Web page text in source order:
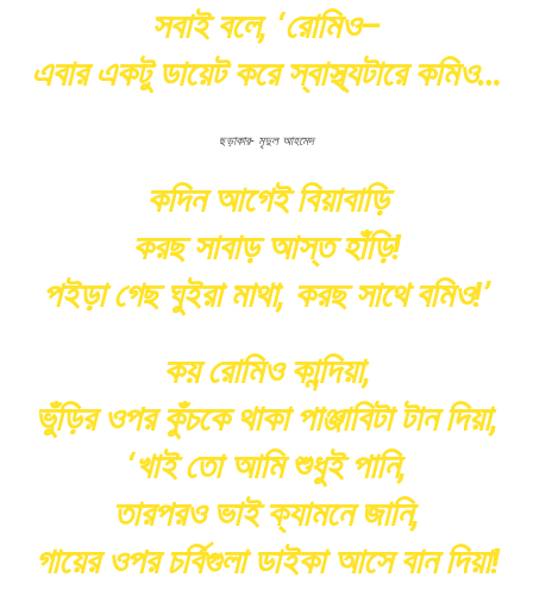
সবাই বলে, ‘রোমিও–
এবার একটু ডায়েট করে স্বাস্থ্যটারে কমিও…
ছড়াকার- মৃদুল আহমেদ
কদিন আগেই বিয়াবাড়ি
করছ সাবাড় আস্ত হাঁড়ি!
পইড়া গেছ ঘুইরা মাথা, করছ সাথে বমিও!’
কয় রোমিও কান্দিয়া,
ভুঁড়ির ওপর কুঁচকে থাকা পাঞ্জাবিটা টান দিয়া,
‘খাই তো আমি শুধুই পানি,
তারপরও ভাই ক্যামনে জানি,
গায়ের ওপর চর্বিগুলা ডাইকা আসে বান দিয়া!